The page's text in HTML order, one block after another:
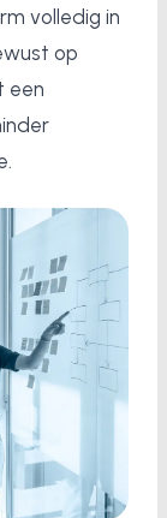
volledig in
op
een